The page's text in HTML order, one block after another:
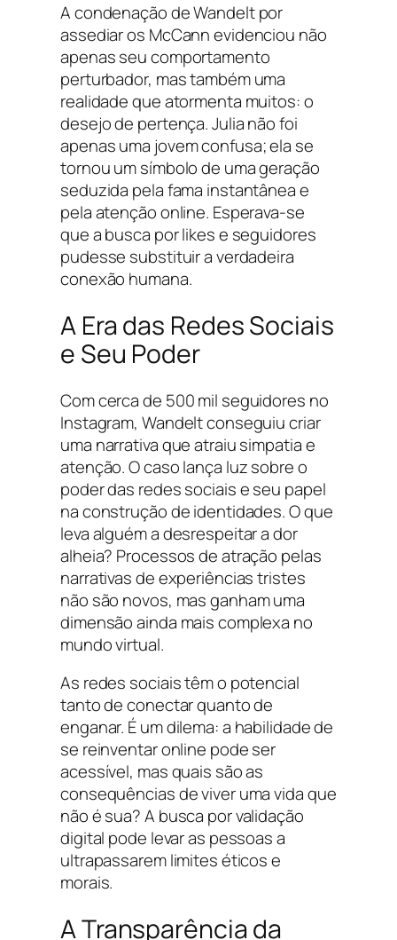
A condenação de Wandelt por
assediar os McCann evidenciou não
apenas seu comportamento
perturbador, mas também uma
realidade que atormenta muitos: o
desejo de pertença. Julia não foi
apenas uma jovem confusa; ela se
tornou um símbolo de uma geração
seduzida pela fama instantânea e
pela atenção online. Esperava-se
que a busca por likes e seguidores
pudesse substituir a verdadeira
conexão humana.
A Era das Redes Sociais
e Seu Poder
Com cerca de 500 mil seguidores no
Instagram, Wandelt conseguiu criar
uma narrativa que atraiu simpatia e
atenção. O caso lança luz sobre o
poder das redes sociais e seu papel
na construção de identidades. O que
leva alguém a desrespeitar a dor
alheia? Processos de atração pelas
narrativas de experiências tristes
não são novos, mas ganham uma
dimensão ainda mais complexa no
mundo virtual.
As redes sociais têm o potencial
tanto de conectar quanto de
enganar. É um dilema: a habilidade de
se reinventar online pode ser
acessível, mas quais são as
consequências de viver uma vida que
não é sua? A busca por validação
digital pode levar as pessoas a
ultrapassarem limites éticos e
morais.
A Transparência da